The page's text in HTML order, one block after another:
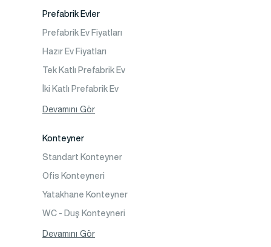
Prefabrik Evler
Prefabrik Ev Fiyatları
Hazır Ev Fiyatları
Tek Katlı Prefabrik Ev
İki Katlı Prefabrik Ev
Tek Katlı Prefabrik Villa
Prefabrik Bağ Evi
Prefabrik Bungalov
Devamını Gör
Konteyner
Standart Konteyner
Ofis Konteyneri
Yatakhane Konteyner
WC - Duş Konteyneri
Konteyner Ev
Devamını Gör